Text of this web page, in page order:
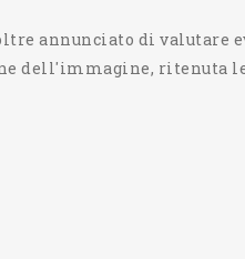
annunciato di valutare
dell'immagine, ritenuta